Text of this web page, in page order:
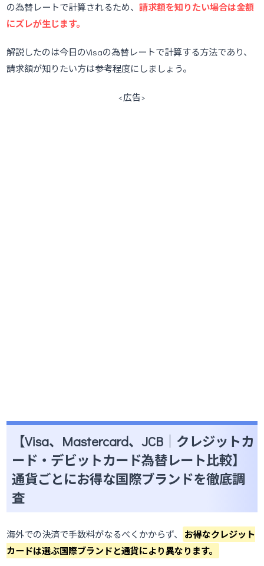
の為替レートで計算されるため、請求額を知りたい場合は金額
にズレが生じます。
解説したのは今日のVisaの為替レートで計算する方法であり、
請求額が知りたい方は参考程度にしましょう。
<広告>
【Visa、Mastercard、JCB｜クレジットカ
ード・デビットカード為替レート比較】
通貨ごとにお得な国際ブランドを徹底調
査
海外での決済で手数料がなるべくかからず、
お得なクレジット
カードは選ぶ国際ブランドと通貨により異なります。